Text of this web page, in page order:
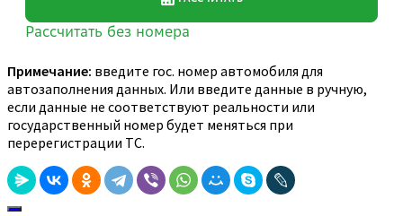
Примечание: введите гос. номер автомобиля для
автозаполнения данных. Или введите данные в ручную,
если данные не соответствуют реальности или
государственный номер будет меняться при
перерегистрации ТС.